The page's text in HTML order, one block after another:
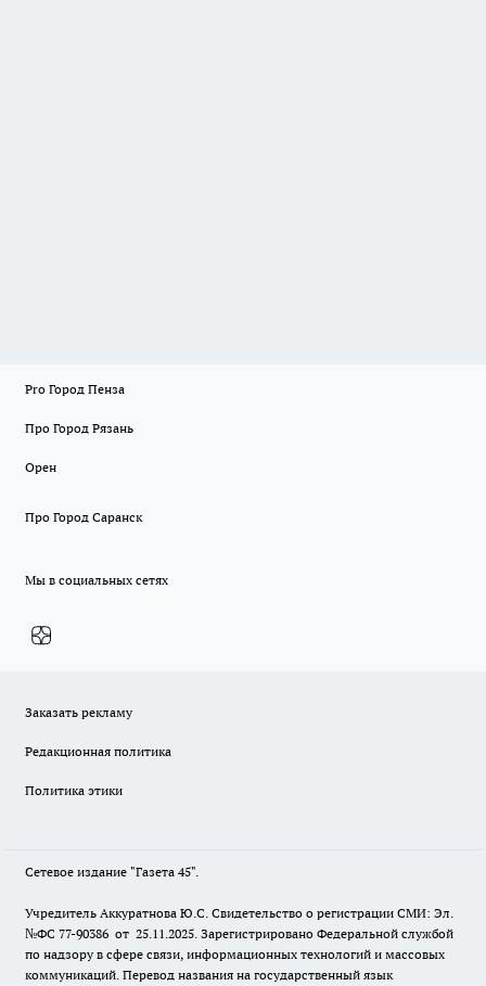
Pro Город Пенза
Про Город Рязань
Орен
Про Город Саранск
Мы в социальных сетях
Заказать рекламу
Редакционная политика
Политика этики
Сетевое издание "Газета 45".
Учредитель Аккуратнова Ю.С. Свидетельство о регистрации СМИ: Эл.
№ФС 77-90386 от 25.11.2025. Зарегистрировано Федеральной службой
по надзору в сфере связи, информационных технологий и массовых
коммуникаций. Перевод названия на государственный язык